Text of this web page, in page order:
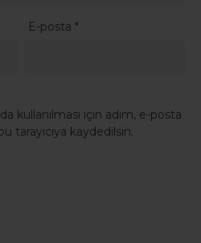
E-posta*
kullanılması için adım, e-posta
tarayıcıya kaydedilsin.